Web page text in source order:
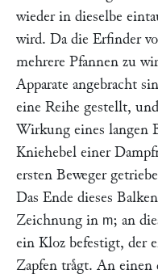
wieder in dieselbe
wird. Da die Erfinder
mehrere Pfannen zu
Apparate angebracht
eine Reihe gestellt,
Wirkung eines langen
Kniehebel einer
ersten Beweger
Das Ende dieses
Zeichnung in m; an
ein Kloz befestigt, der
Zapfen traͤgt. An einen